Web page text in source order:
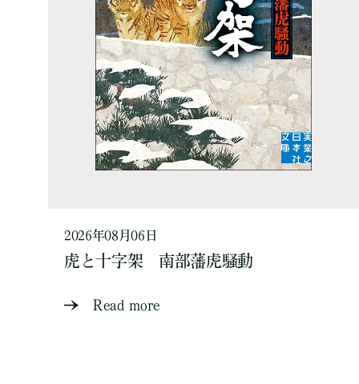
2026年08月06日
虎と十字架 南部藩虎騒動
Read more